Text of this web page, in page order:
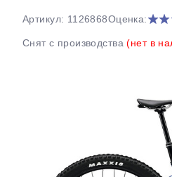
Артикул: 1126868Оценка:
Снят с производства(нет в